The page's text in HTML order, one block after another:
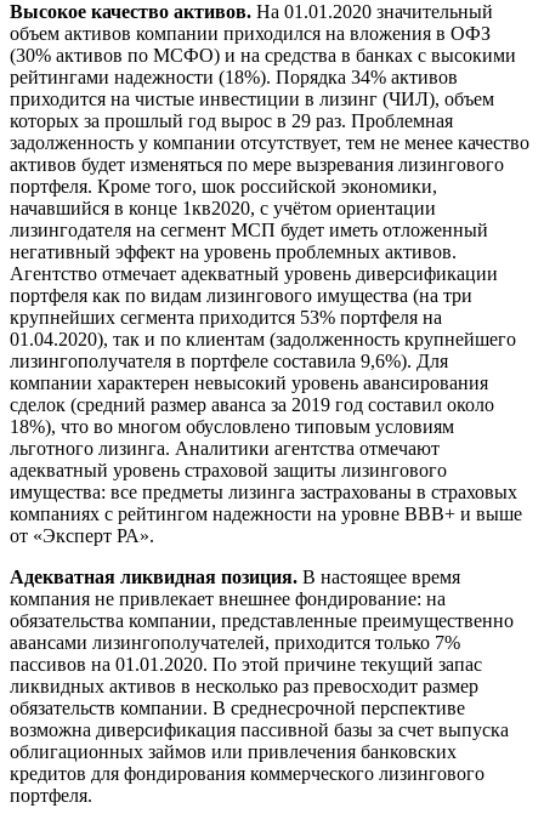
Высокое качество активов. На 01.01.2020 значительный
объем активов компании приходился на вложения в ОФЗ
(30% активов по МСФО) и на средства в банках с высокими
рейтингами надежности (18%). Порядка 34% активов
приходится на чистые инвестиции в лизинг (ЧИЛ), объем
которых за прошлый год вырос в 29 раз. Проблемная
задолженность у компании отсутствует, тем не менее качество
активов будет изменяться по мере вызревания лизингового
портфеля. Кроме того, шок российской экономики,
начавшийся в конце 1кв2020, с учётом ориентации
лизингодателя на сегмент МСП будет иметь отложенный
негативный эффект на уровень проблемных активов.
Агентство отмечает адекватный уровень диверсификации
портфеля как по видам лизингового имущества (на три
крупнейших сегмента приходится 53% портфеля на
01.04.2020), так и по клиентам (задолженность крупнейшего
лизингополучателя в портфеле составила 9,6%). Для
компании характерен невысокий уровень авансирования
сделок (средний размер аванса за 2019 год составил около
18%), что во многом обусловлено типовым условиям
льготного лизинга. Аналитики агентства отмечают
адекватный уровень страховой защиты лизингового
имущества: все предметы лизинга застрахованы в страховых
компаниях с рейтингом надежности на уровне ВВВ+ и выше
от «Эксперт РА».
Адекватная ликвидная позиция. В настоящее время
компания не привлекает внешнее фондирование: на
обязательства компании, представленные преимущественно
авансами лизингополучателей, приходится только 7%
пассивов на 01.01.2020. По этой причине текущий запас
ликвидных активов в несколько раз превосходит размер
обязательств компании. В среднесрочной перспективе
возможна диверсификация пассивной базы за счет выпуска
облигационных займов или привлечения банковских
кредитов для фондирования коммерческого лизингового
портфеля.